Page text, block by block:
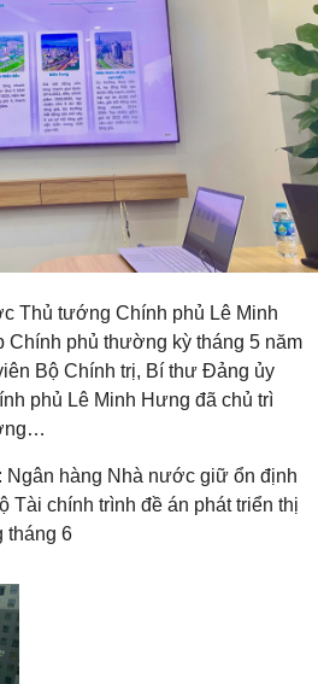
Thủ tướng Chính phủ Lê Minh
Chính phủ thường kỳ tháng 5 năm
Bộ Chính trị, Bí thư Đảng ủy
phủ Lê Minh Hưng đã chủ trì
hàng Nhà nước giữ ổn định
Tài chính trình đề án phát triển thị
tháng 6